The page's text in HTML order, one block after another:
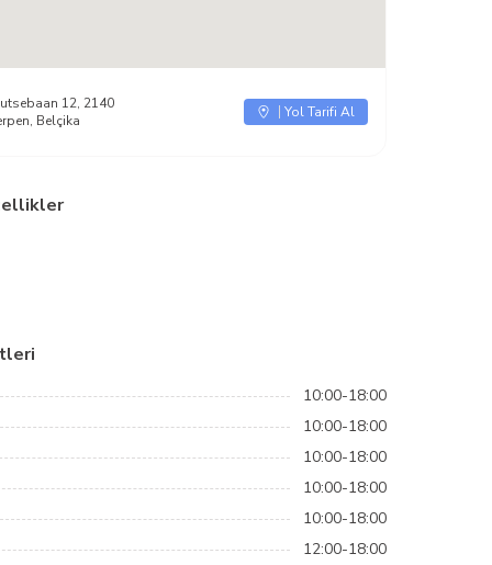
12, 2140
Belçika
Yol Tarifi Al
10:00-18:00
10:00-18:00
10:00-18:00
10:00-18:00
10:00-18:00
12:00-18:00